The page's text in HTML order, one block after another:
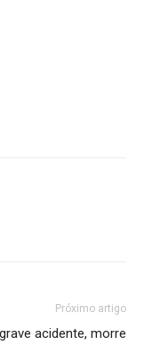
Próximo artigo
acidente, morre